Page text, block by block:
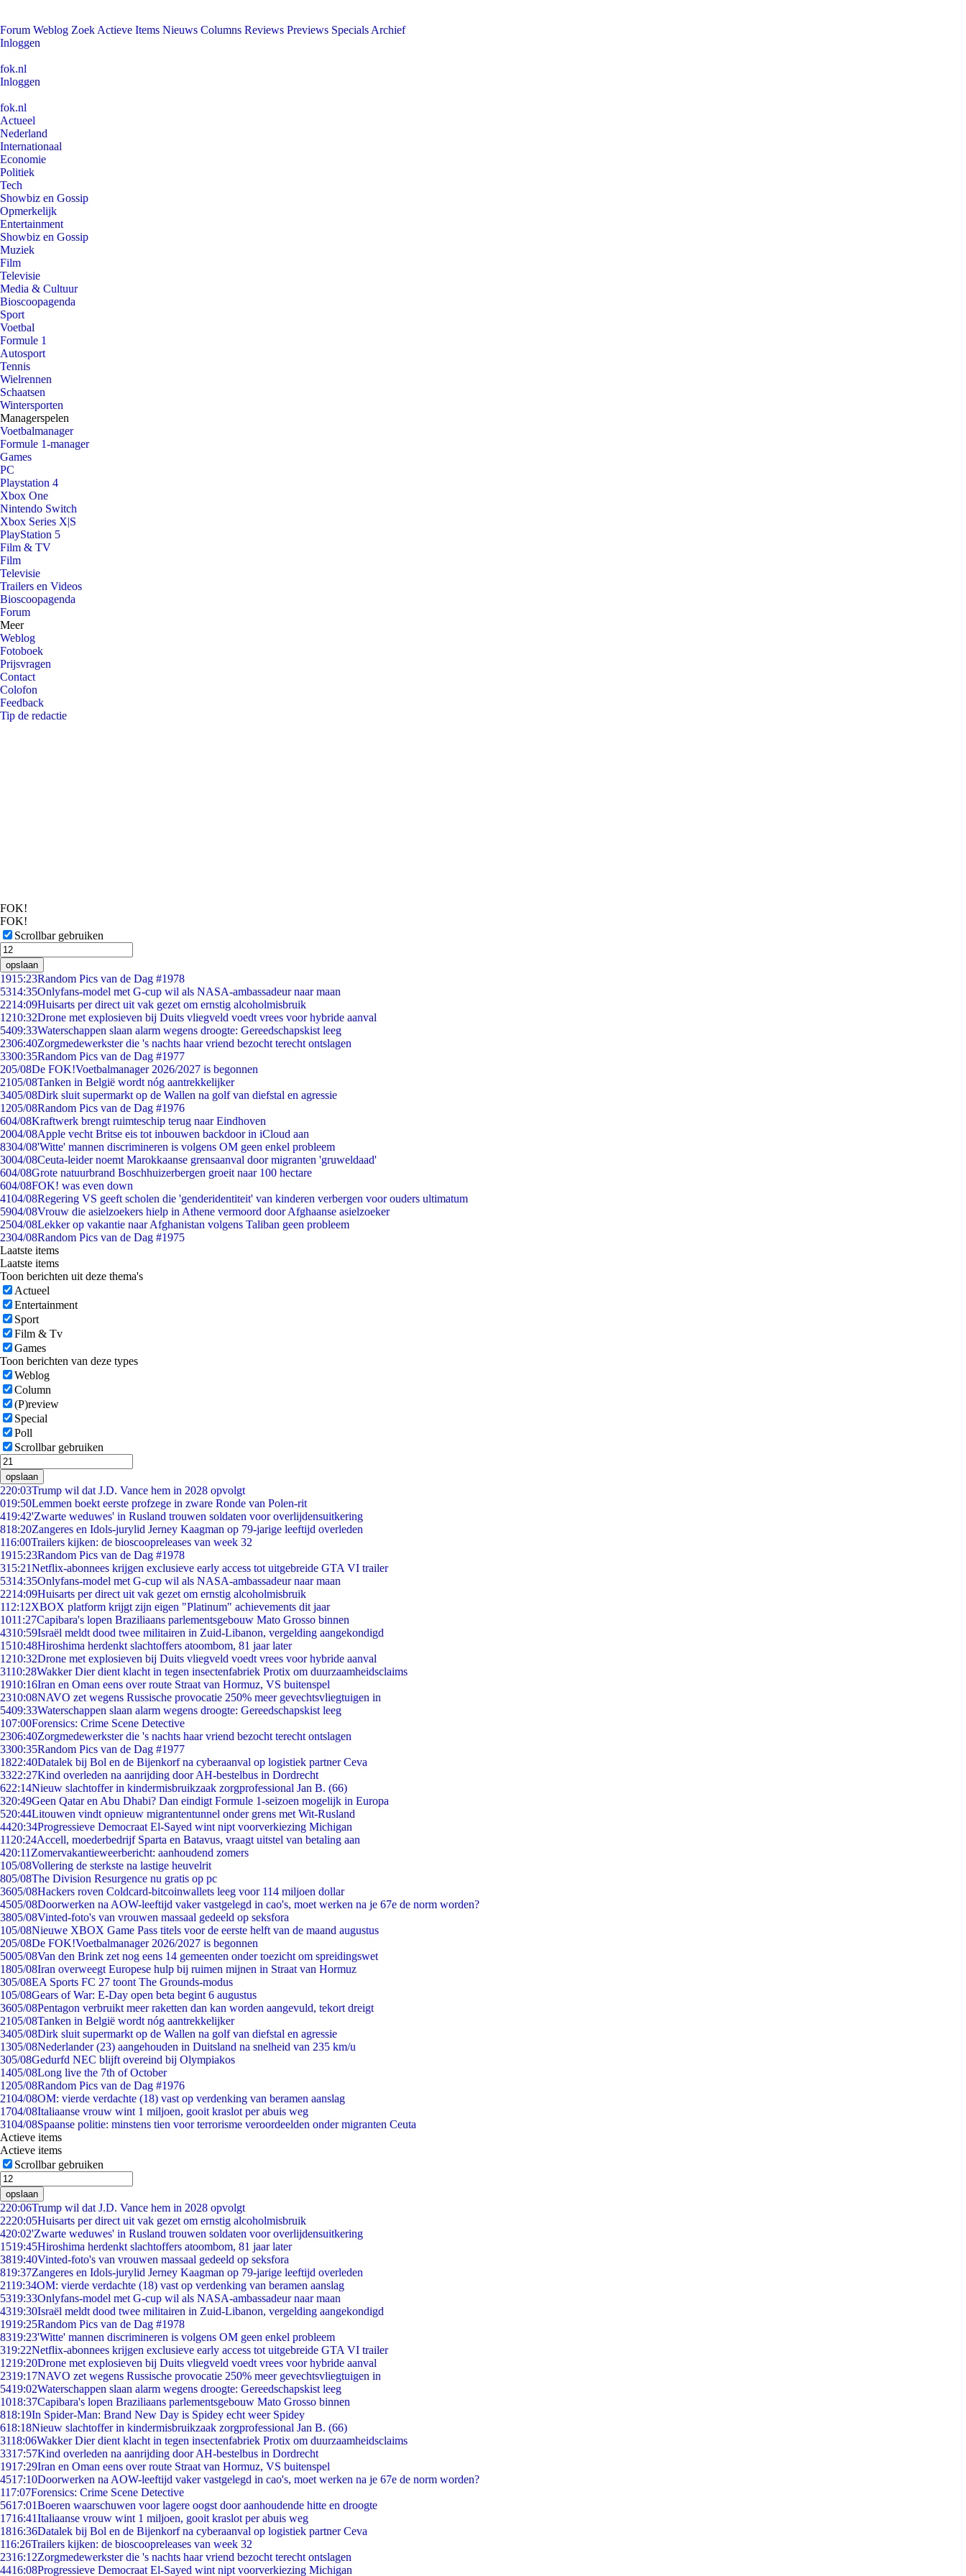
Forum Weblog Zoek Actieve Items Nieuws Columns Reviews Previews Specials Archief
Inloggen
fok.nl
Inloggen
fok.nl
Actueel
Nederland
Internationaal
Economie
Politiek
Tech
Showbiz en Gossip
Opmerkelijk
Entertainment
Showbiz en Gossip
Muziek
Film
Televisie
Media & Cultuur
Bioscoopagenda
Sport
Voetbal
Formule 1
Autosport
Tennis
Wielrennen
Schaatsen
Wintersporten
Managerspelen
Voetbalmanager
Formule 1-manager
Games
PC
Playstation 4
Xbox One
Nintendo Switch
Xbox Series X|S
PlayStation 5
Film & TV
Film
Televisie
Trailers en Videos
Bioscoopagenda
Forum
Meer
Weblog
Fotoboek
Prijsvragen
Contact
Colofon
Feedback
Tip de redactie
FOK!
FOK!
Scrollbar gebruiken
opslaan
1915:23Random Pics van de Dag #1978
5314:35Onlyfans-model met G-cup wil als NASA-ambassadeur naar maan
2214:09Huisarts per direct uit vak gezet om ernstig alcoholmisbruik
1210:32Drone met explosieven bij Duits vliegveld voedt vrees voor hybride aanval
5409:33Waterschappen slaan alarm wegens droogte: Gereedschapskist leeg
2306:40Zorgmedewerkster die 's nachts haar vriend bezocht terecht ontslagen
3300:35Random Pics van de Dag #1977
205/08De FOK!Voetbalmanager 2026/2027 is begonnen
2105/08Tanken in België wordt nóg aantrekkelijker
3405/08Dirk sluit supermarkt op de Wallen na golf van diefstal en agressie
1205/08Random Pics van de Dag #1976
604/08Kraftwerk brengt ruimteschip terug naar Eindhoven
2004/08Apple vecht Britse eis tot inbouwen backdoor in iCloud aan
8304/08'Witte' mannen discrimineren is volgens OM geen enkel probleem
3004/08Ceuta-leider noemt Marokkaanse grensaanval door migranten 'gruweldaad'
604/08Grote natuurbrand Boschhuizerbergen groeit naar 100 hectare
604/08FOK! was even down
4104/08Regering VS geeft scholen die 'genderidentiteit' van kinderen verbergen voor ouders ultimatum
5904/08Vrouw die asielzoekers hielp in Athene vermoord door Afghaanse asielzoeker
2504/08Lekker op vakantie naar Afghanistan volgens Taliban geen probleem
2304/08Random Pics van de Dag #1975
Laatste items
Laatste items
Toon berichten uit deze thema's
Actueel
Entertainment
Sport
Film & Tv
Games
Toon berichten van deze types
Weblog
Column
(P)review
Special
Poll
Scrollbar gebruiken
opslaan
220:03Trump wil dat J.D. Vance hem in 2028 opvolgt
019:50Lemmen boekt eerste profzege in zware Ronde van Polen-rit
419:42'Zwarte weduwes' in Rusland trouwen soldaten voor overlijdensuitkering
818:20Zangeres en Idols-jurylid Jerney Kaagman op 79-jarige leeftijd overleden
116:00Trailers kijken: de bioscoopreleases van week 32
1915:23Random Pics van de Dag #1978
315:21Netflix-abonnees krijgen exclusieve early access tot uitgebreide GTA VI trailer
5314:35Onlyfans-model met G-cup wil als NASA-ambassadeur naar maan
2214:09Huisarts per direct uit vak gezet om ernstig alcoholmisbruik
112:12XBOX platform krijgt zijn eigen "Platinum" achievements dit jaar
1011:27Capibara's lopen Braziliaans parlementsgebouw Mato Grosso binnen
4310:59Israël meldt dood twee militairen in Zuid-Libanon, vergelding aangekondigd
1510:48Hiroshima herdenkt slachtoffers atoombom, 81 jaar later
1210:32Drone met explosieven bij Duits vliegveld voedt vrees voor hybride aanval
3110:28Wakker Dier dient klacht in tegen insectenfabriek Protix om duurzaamheidsclaims
1910:16Iran en Oman eens over route Straat van Hormuz, VS buitenspel
2310:08NAVO zet wegens Russische provocatie 250% meer gevechtsvliegtuigen in
5409:33Waterschappen slaan alarm wegens droogte: Gereedschapskist leeg
107:00Forensics: Crime Scene Detective
2306:40Zorgmedewerkster die 's nachts haar vriend bezocht terecht ontslagen
3300:35Random Pics van de Dag #1977
1822:40Datalek bij Bol en de Bijenkorf na cyberaanval op logistiek partner Ceva
3322:27Kind overleden na aanrijding door AH-bestelbus in Dordrecht
622:14Nieuw slachtoffer in kindermisbruikzaak zorgprofessional Jan B. (66)
320:49Geen Qatar en Abu Dhabi? Dan eindigt Formule 1-seizoen mogelijk in Europa
520:44Litouwen vindt opnieuw migrantentunnel onder grens met Wit-Rusland
4420:34Progressieve Democraat El-Sayed wint nipt voorverkiezing Michigan
11 20:24Accell, moederbedrijf Sparta en Batavus, vraagt uitstel van betaling aan
420:11 Zomervakantieweerbericht: aanhoudend zomers
105/08Vollering de sterkste na lastige heuvelrit
805/08The Division Resurgence nu gratis op pc
3605/08Hackers roven Coldcard-bitcoinwallets leeg voor 114 miljoen dollar
4505/08Doorwerken na AOW-leeftijd vaker vastgelegd in cao's, moet werken na je 67e de norm worden?
3805/08Vinted-foto's van vrouwen massaal gedeeld op seksfora
105/08Nieuwe XBOX Game Pass titels voor de eerste helft van de maand augustus
205/08De FOK!Voetbalmanager 2026/2027 is begonnen
5005/08Van den Brink zet nog eens 14 gemeenten onder toezicht om spreidingswet
1805/08Iran overweegt Europese hulp bij ruimen mijnen in Straat van Hormuz
305/08EA Sports FC 27 toont The Grounds-modus
105/08Gears of War: E-Day open beta begint 6 augustus
3605/08Pentagon verbruikt meer raketten dan kan worden aangevuld, tekort dreigt
2105/08Tanken in België wordt nóg aantrekkelijker
3405/08Dirk sluit supermarkt op de Wallen na golf van diefstal en agressie
1305/08Nederlander (23) aangehouden in Duitsland na snelheid van 235 km/u
305/08Gedurfd NEC blijft overeind bij Olympiakos
1405/08Long live the 7th of October
1205/08Random Pics van de Dag #1976
2104/08OM: vierde verdachte (18) vast op verdenking van beramen aanslag
1704/08Italiaanse vrouw wint 1 miljoen, gooit kraslot per abuis weg
3104/08Spaanse politie: minstens tien voor terrorisme veroordeelden onder migranten Ceuta
Actieve items
Actieve items
Scrollbar gebruiken
opslaan
220:06Trump wil dat J.D. Vance hem in 2028 opvolgt
2220:05Huisarts per direct uit vak gezet om ernstig alcoholmisbruik
420:02'Zwarte weduwes' in Rusland trouwen soldaten voor overlijdensuitkering
1519:45Hiroshima herdenkt slachtoffers atoombom, 81 jaar later
3819:40Vinted-foto's van vrouwen massaal gedeeld op seksfora
819:37Zangeres en Idols-jurylid Jerney Kaagman op 79-jarige leeftijd overleden
2119:34OM: vierde verdachte (18) vast op verdenking van beramen aanslag
5319:33Onlyfans-model met G-cup wil als NASA-ambassadeur naar maan
4319:30Israël meldt dood twee militairen in Zuid-Libanon, vergelding aangekondigd
1919:25Random Pics van de Dag #1978
8319:23'Witte' mannen discrimineren is volgens OM geen enkel probleem
319:22Netflix-abonnees krijgen exclusieve early access tot uitgebreide GTA VI trailer
1219:20Drone met explosieven bij Duits vliegveld voedt vrees voor hybride aanval
2319:17NAVO zet wegens Russische provocatie 250% meer gevechtsvliegtuigen in
5419:02Waterschappen slaan alarm wegens droogte: Gereedschapskist leeg
1018:37Capibara's lopen Braziliaans parlementsgebouw Mato Grosso binnen
818:19In Spider-Man: Brand New Day is Spidey echt weer Spidey
618:18Nieuw slachtoffer in kindermisbruikzaak zorgprofessional Jan B. (66)
3118:06Wakker Dier dient klacht in tegen insectenfabriek Protix om duurzaamheidsclaims
3317:57Kind overleden na aanrijding door AH-bestelbus in Dordrecht
1917:29Iran en Oman eens over route Straat van Hormuz, VS buitenspel
4517:10Doorwerken na AOW-leeftijd vaker vastgelegd in cao's, moet werken na je 67e de norm worden?
117:07Forensics: Crime Scene Detective
5617:01Boeren waarschuwen voor lagere oogst door aanhoudende hitte en droogte
1716:41Italiaanse vrouw wint 1 miljoen, gooit kraslot per abuis weg
1816:36Datalek bij Bol en de Bijenkorf na cyberaanval op logistiek partner Ceva
116:26Trailers kijken: de bioscoopreleases van week 32
2316:12Zorgmedewerkster die 's nachts haar vriend bezocht terecht ontslagen
4416:08Progressieve Democraat El-Sayed wint nipt voorverkiezing Michigan